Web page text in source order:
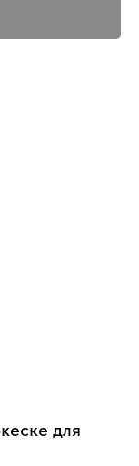
для